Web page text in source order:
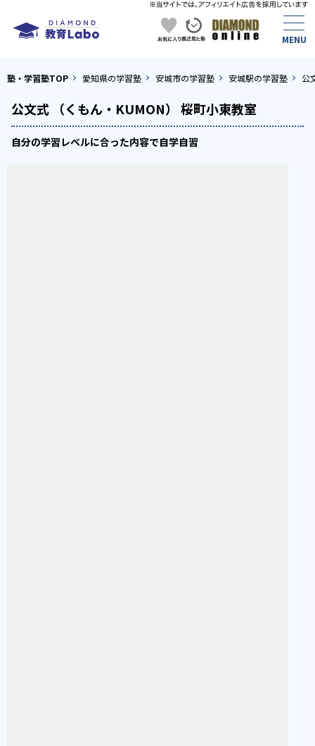
塾・学習塾TOP 愛知県の学習塾 安城市の学習塾 安城駅の学習塾 公
公文式 （くもん・KUMON） 桜町小東教室
自分の学習レベルに合った内容で自学自習